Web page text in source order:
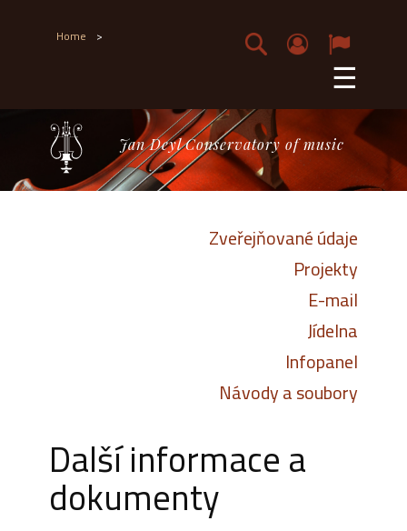
Home >
☰
Jan Deyl Conservatory of music
Zveřejňované údaje
Projekty
E-mail
Jídelna
Infopanel
Návody a soubory
Další informace a
dokumenty